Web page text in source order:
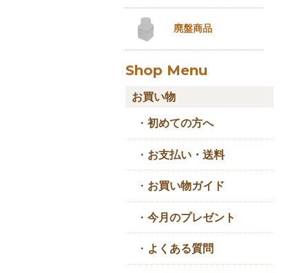
廃盤商品
Shop Menu
お買い物
・ 初めての方へ
・ お支払い・送料
・ お買い物ガイド
・ 今月のプレゼント
・ よくある質問